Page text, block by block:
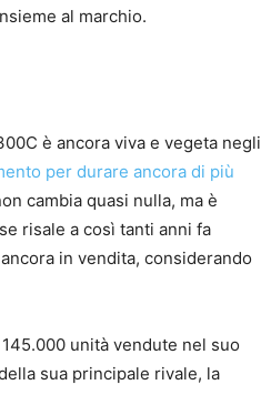
al marchio.
è ancora viva e vegeta negli
per durare ancora di più
cambia quasi nulla, ma è
risale a così tanti anni fa
in vendita, considerando
unità vendute nel suo
sua principale rivale, la